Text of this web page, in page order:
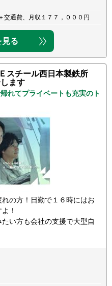
交通費、月収１７７，０００円
見る
スチール西日本製鉄所
ます
れてプライベートも充実のト
の方！日勤で１６時にはお
！
い方も会社の支援で大型自